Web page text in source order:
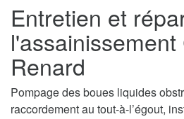
Entretien et
Renard
Pompage des boues liquides
raccordement au tout-à-l’égout,